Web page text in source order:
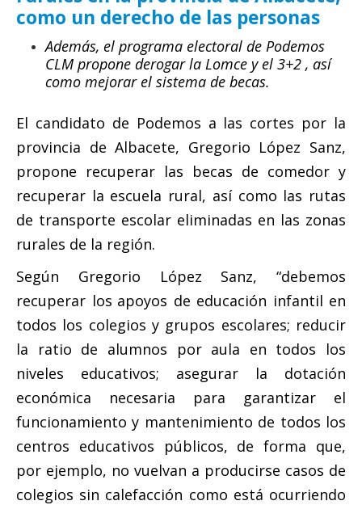
Actas Asamblea Ciudadana
Contacto
Financiación
como un derecho de las personas
Además, el programa electoral de Podemos
CLM propone derogar la Lomce y el 3+2 , así
como mejorar el sistema de becas.
El candidato de Podemos a las cortes por la
provincia de Albacete, Gregorio López Sanz,
propone recuperar las becas de comedor y
recuperar la escuela rural, así como las rutas
de transporte escolar eliminadas en las zonas
rurales de la región.
Según Gregorio López Sanz, “debemos
recuperar los apoyos de educación infantil en
todos los colegios y grupos escolares; reducir
la ratio de alumnos por aula en todos los
niveles educativos; asegurar la dotación
económica necesaria para garantizar el
funcionamiento y mantenimiento de todos los
centros educativos públicos, de forma que,
por ejemplo, no vuelvan a producirse casos de
colegios sin calefacción como está ocurriendo